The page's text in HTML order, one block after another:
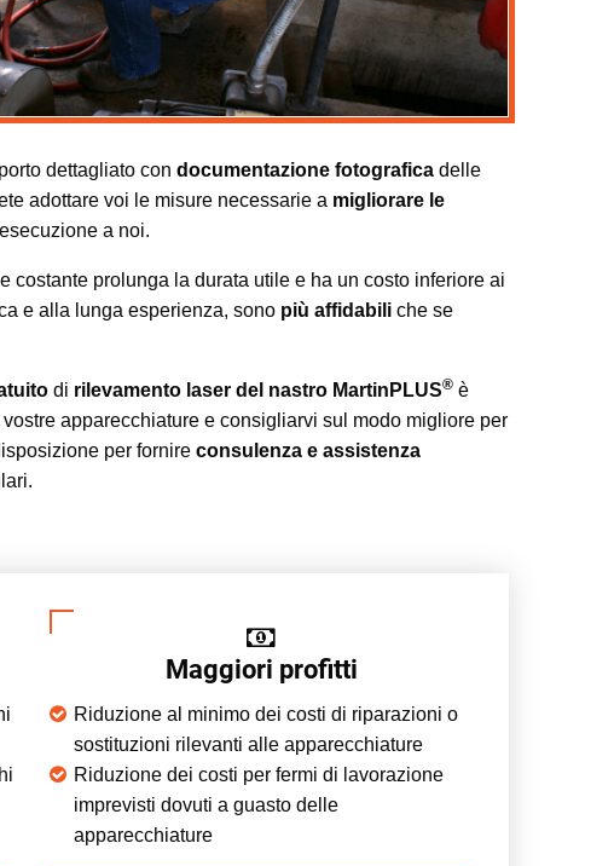
dettagliato con documentazione fotografica delle
adottare voi le misure necessarie a migliorare le
a noi.
costante prolunga la durata utile e ha un costo inferiore ai
e alla lunga esperienza, sono più affidabili che se
di rilevamento laser del nastro MartinPLUS® è
apparecchiature e consigliarvi sul modo migliore per
per fornire consulenza e assistenza
Maggiori profitti
Riduzione al minimo dei costi di riparazioni o
sostituzioni rilevanti alle apparecchiature
Riduzione dei costi per fermi di lavorazione
imprevisti dovuti a guasto delle
apparecchiature